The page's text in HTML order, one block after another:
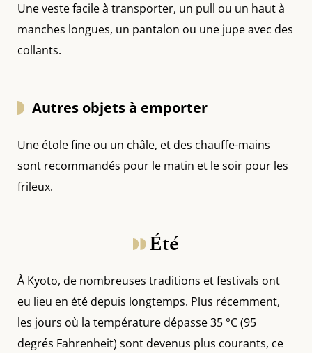
Une veste facile à transporter, un pull ou un haut à
manches longues, un pantalon ou une jupe avec des
collants.
Autres objets à emporter
Une étole fine ou un châle, et des chauffe-mains
sont recommandés pour le matin et le soir pour les
frileux.
Été
À Kyoto, de nombreuses traditions et festivals ont
eu lieu en été depuis longtemps. Plus récemment,
les jours où la température dépasse 35 °C (95
degrés Fahrenheit) sont devenus plus courants, ce